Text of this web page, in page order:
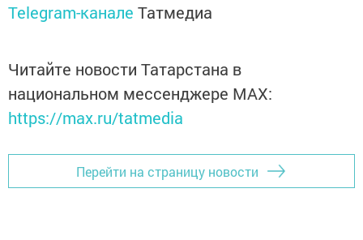
Telegram-канале Татмедиа
Читайте новости Татарстана в
национальном мессенджере MАХ:
https://max.ru/tatmedia
Перейти на страницу новости